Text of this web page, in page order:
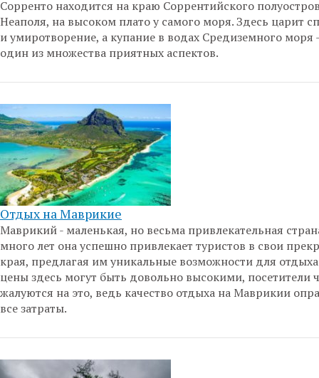
Сорренто находится на краю Соррентийского
Неаполя, на высоком плато у самого моря. Здесь царит
и умиротворение, а купание в водах Средиземного моря
один из множества приятных аспектов.
Отдых на Маврикие
Маврикий - маленькая, но весьма привлекательная
много лет она успешно привлекает туристов в свои
края, предлагая им уникальные возможности для
цены здесь могут быть довольно высокими, посетители
жалуются на это, ведь качество отдыха на Маврикии
все затраты.